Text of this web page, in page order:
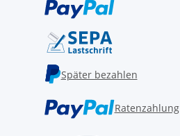
Später bezahlen
Ratenzahlung